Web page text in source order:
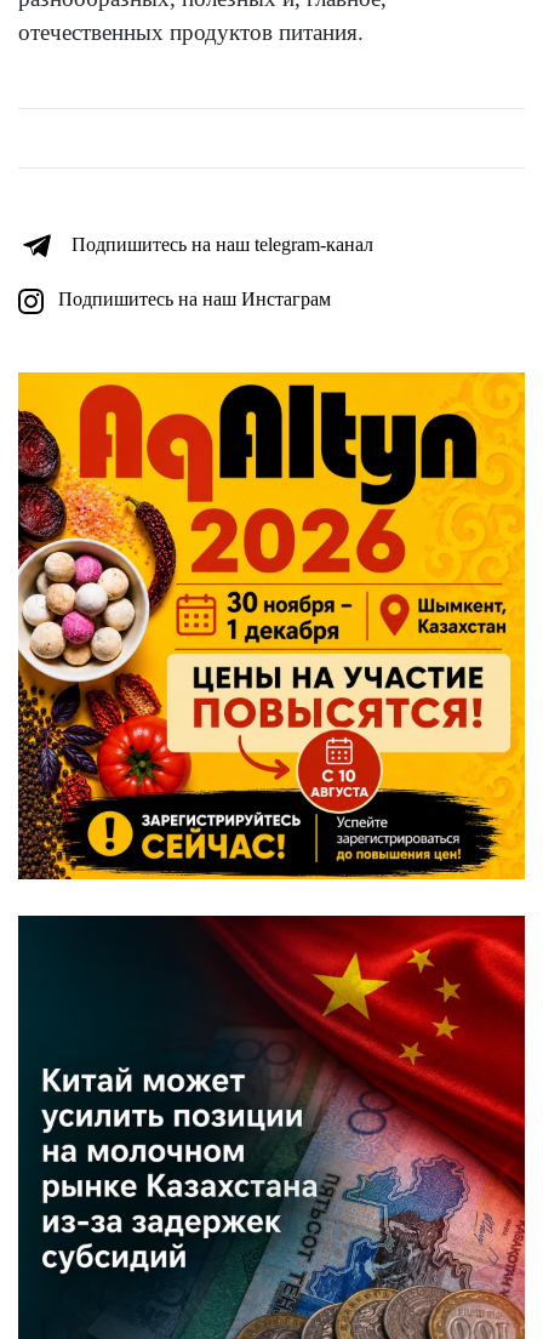
отечественных продуктов питания.
Подпишитесь на наш telegram-канал
Подпишитесь на наш Инстаграм